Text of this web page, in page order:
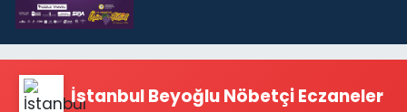
İstanbul Beyoğlu Nöbetçi Eczaneler